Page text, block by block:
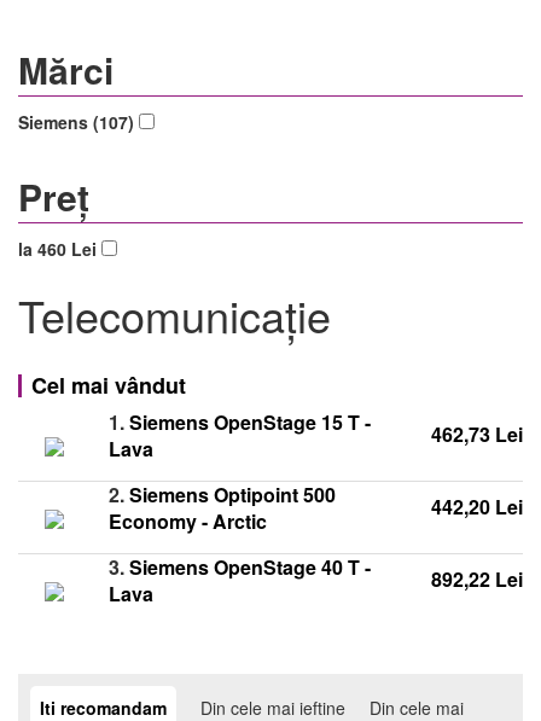
Mărci
Siemens (107)
Preț
la 460 Lei
Telecomunicaţie
Cel mai vândut
1.Siemens OpenStage 15 T -
Lava
462,73 Lei
2.Siemens Optipoint 500
Economy - Arctic
442,20 Lei
3.Siemens OpenStage 40 T -
Lava
892,22 Lei
Iti recomandam Din cele mai ieftine
Din cele mai